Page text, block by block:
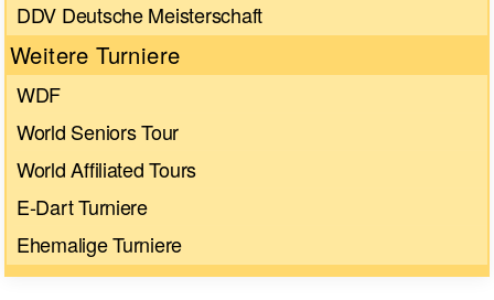
DDV Deutsche Meisterschaft
Weitere Turniere
WDF
World Seniors Tour
World Affiliated Tours
E-Dart Turniere
Ehemalige Turniere